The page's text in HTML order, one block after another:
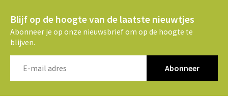
Blijf op de hoogte van de laatste nieuwtjes
Abonneer je op onze nieuwsbrief om op de hoogte te
blijven.
Abonneer